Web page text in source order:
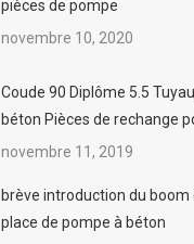
pièces de pompe
novembre 10, 2020
Coude 90 Diplôme 5.5
béton Pièces de rechange
novembre 11, 2019
brève introduction du boom
place de pompe à béton